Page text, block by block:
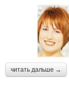
читать дальше →